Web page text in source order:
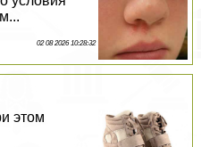
02 08 2026 10:28:32
этом